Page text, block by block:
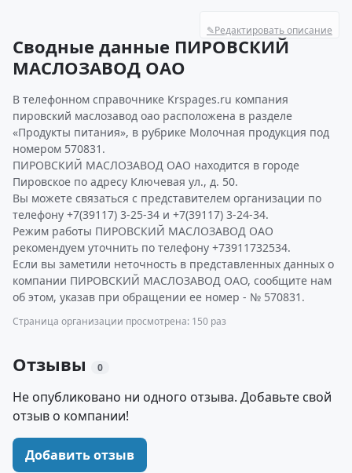
✎Редактировать описание
Сводные данные ПИРОВСКИЙ
МАСЛОЗАВОД ОАО
В телефонном справочнике Krspages.ru компания
пировский маслозавод оао расположена в разделе
«Продукты питания», в рубрике Молочная продукция под
номером 570831.
ПИРОВСКИЙ МАСЛОЗАВОД ОАО находится в городе
Пировское по адресу Ключевая ул., д. 50.
Вы можете связаться с представителем организации по
телефону +7(39117) 3-25-34 и +7(39117) 3-24-34.
Режим работы ПИРОВСКИЙ МАСЛОЗАВОД ОАО
рекомендуем уточнить по телефону +73911732534.
Если вы заметили неточность в представленных данных о
компании ПИРОВСКИЙ МАСЛОЗАВОД ОАО, сообщите нам
об этом, указав при обращении ее номер - № 570831.
Страница организации просмотрена: 150 раз
Отзывы 0
Не опубликовано ни одного отзыва. Добавьте свой
отзыв о компании!
Добавить отзыв